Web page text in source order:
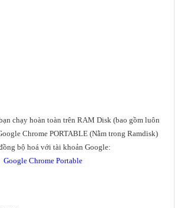
chạy hoàn toàn trên RAM Disk (bao gồm luôn
Chrome PORTABLE (Nằm trong Ramdisk)
bộ hoá với tài khoản Google:
Google Chrome Portable